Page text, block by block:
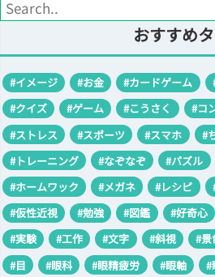
おすすめ
#イメージ #お金 #カードゲーム
#クイズ
#ゲーム #こうさく #コ
#ストレス
#スポーツ #スマホ #
#トレーニング
#なぞなぞ #パズル
#ホームワック
#メガネ #レシピ
#仮性近視
#勉強 #図鑑 #好奇心
#実験
#工作 #文字 #斜視 #景
#目
#眼科 #眼精疲労 #眼軸 #